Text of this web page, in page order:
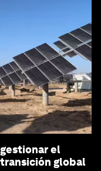
el
global